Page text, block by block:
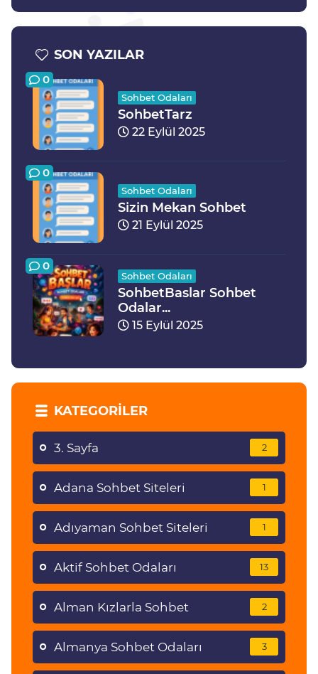
SON YAZILAR
0
Sohbet Odaları
SohbetTarz
22 Eylül 2025
0
Sohbet Odaları
Sizin Mekan Sohbet
21 Eylül 2025
0
Sohbet Odaları
SohbetBaslar Sohbet
Odalar...
15 Eylül 2025
KATEGORILER
3. Sayfa 2
Adana Sohbet Siteleri 1
Adıyaman Sohbet Siteleri 1
Aktif Sohbet Odaları 13
Alman Kızlarla Sohbet 2
Almanya Sohbet Odaları 3